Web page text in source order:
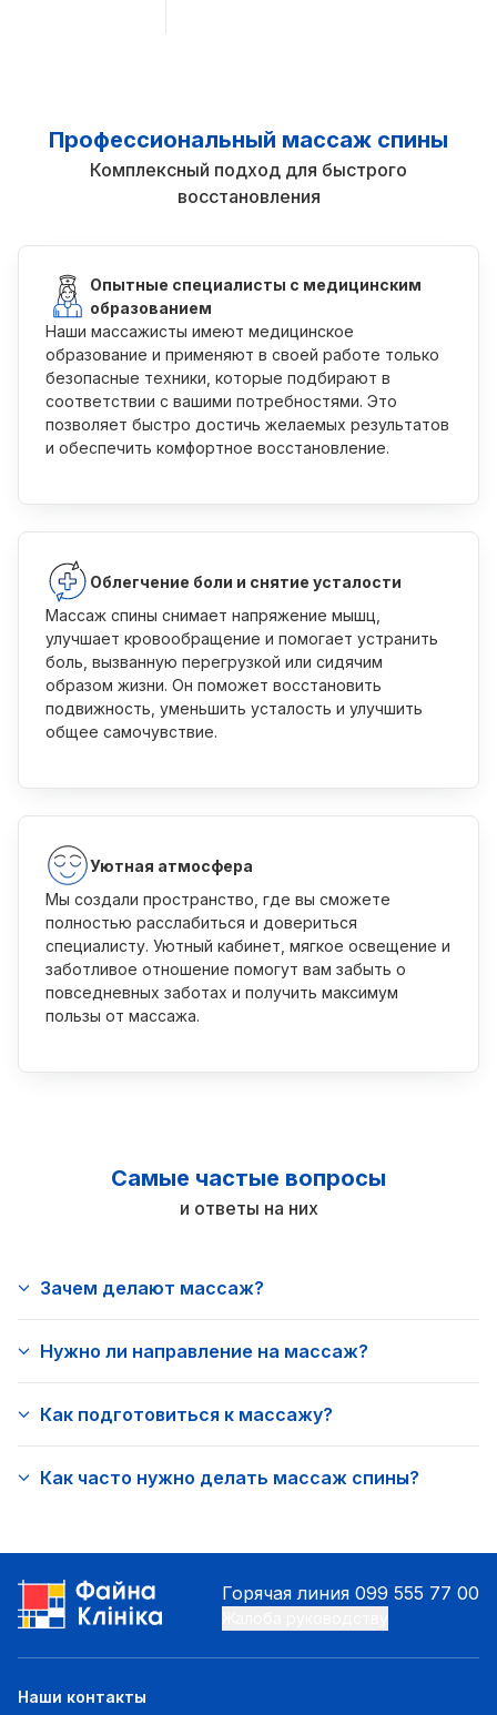
Профессиональный массаж спины
Комплексный подход для быстрого
восстановления
Опытные специалисты с медицинским
образованием
Наши массажисты имеют медицинское
образование и применяют в своей работе только
безопасные техники, которые подбирают в
соответствии с вашими потребностями. Это
позволяет быстро достичь желаемых результатов
и обеспечить комфортное восстановление.
Облегчение боли и снятие усталости
Массаж спины снимает напряжение мышц,
улучшает кровообращение и помогает устранить
боль, вызванную перегрузкой или сидячим
образом жизни. Он поможет восстановить
подвижность, уменьшить усталость и улучшить
общее самочувствие.
Уютная атмосфера
Мы создали пространство, где вы сможете
полностью расслабиться и довериться
специалисту. Уютный кабинет, мягкое освещение и
заботливое отношение помогут вам забыть о
повседневных заботах и получить максимум
пользы от массажа.
Самые частые вопросы
и ответы на них
Зачем делают массаж?
Нужно ли направление на массаж?
Как подготовиться к массажу?
Как часто нужно делать массаж спины?
Горячая линия 099 555 77 00
Наши контакты